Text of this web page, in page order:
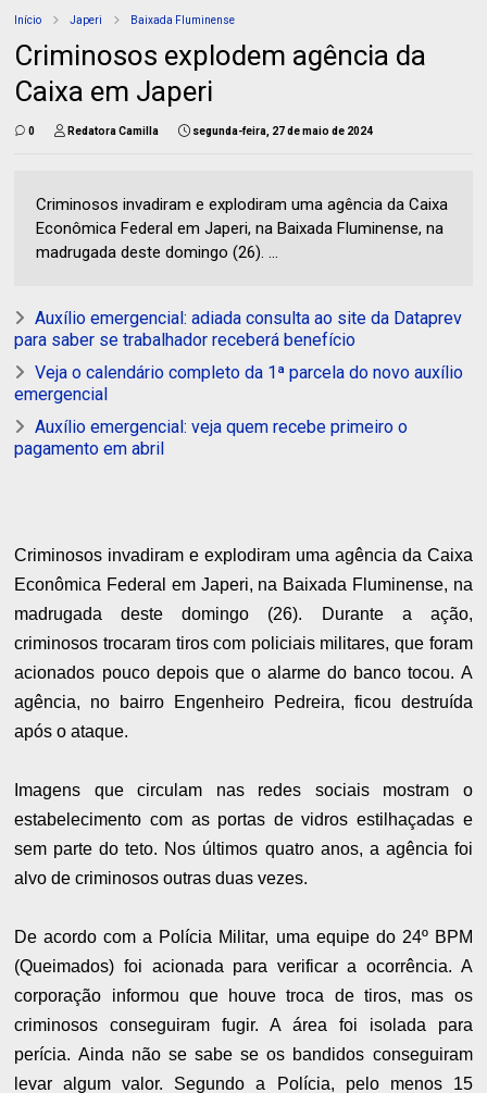
Início Japeri Baixada Fluminense
Criminosos explodem agência da
Caixa em Japeri
0 Redatora Camilla segunda-feira, 27 de maio de 2024
Criminosos invadiram e explodiram uma agência da Caixa
Econômica Federal em Japeri, na Baixada Fluminense, na
madrugada deste domingo (26). ...
Auxílio emergencial: adiada consulta ao site da Dataprev
para saber se trabalhador receberá benefício
Veja o calendário completo da 1ª parcela do novo auxílio
emergencial
Auxílio emergencial: veja quem recebe primeiro o
pagamento em abril
Criminosos invadiram e explodiram uma agência da Caixa
Econômica Federal em Japeri, na Baixada Fluminense, na
madrugada deste domingo (26). Durante a ação,
criminosos trocaram tiros com policiais militares, que foram
acionados pouco depois que o alarme do banco tocou. A
agência, no bairro Engenheiro Pedreira, ficou destruída
após o ataque.
Imagens que circulam nas redes sociais mostram o
estabelecimento com as portas de vidros estilhaçadas e
sem parte do teto. Nos últimos quatro anos, a agência foi
alvo de criminosos outras duas vezes.
De acordo com a Polícia Militar, uma equipe do 24º BPM
(Queimados) foi acionada para verificar a ocorrência. A
corporação informou que houve troca de tiros, mas os
criminosos conseguiram fugir. A área foi isolada para
perícia. Ainda não se sabe se os bandidos conseguiram
levar algum valor. Segundo a Polícia, pelo menos 15